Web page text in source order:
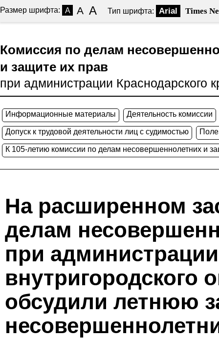
Размер шрифта: A A A Тип шрифта: Arial Times
Комиссия по делам
и защите их прав
при администрации Краснодарского
Информационные материалы Деятельность комиссии
Допуск к трудовой деятельности лиц с судимостью
К 105-летию комиссии по делам несовершеннолетних и
На расширенном
делам
при
внутригородского
обсудили летнюю